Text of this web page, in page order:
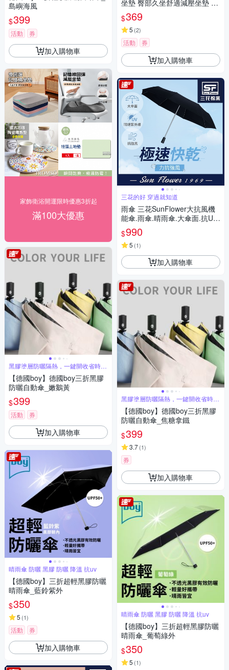
島嶼海風
$399
活動 券
加入購物車
家飾衛浴開運限時優惠3折起
滿100大優惠
黑膠塗層防曬隔熱，一鍵開收省時省
力
【德國boy】德國boy三折黑膠
防曬自動傘_嫩鵝黃
$399
活動 券
加入購物車
晴雨傘 防曬 黑膠 防曬 降溫 抗uv
【德國boy】三折超輕黑膠防曬
晴雨傘_藍鈴紫外
$350
5 (1)
活動 券
加入購物車
坐墊 臀部久坐舒適減壓坐墊 車
用坐墊 痔瘡墊 孕婦墊
$369
5 (2)
活動 券
加入購物車
三花的好 穿過就知道
雨傘 三花SunFlower大抗風機
能傘.雨傘.晴雨傘.大傘面.抗UV
防曬_沉穩黑
$990
5 (1)
加入購物車
黑膠塗層防曬隔熱，一鍵開收省時省
力
【德國boy】德國boy三折黑膠
防曬自動傘_焦糖拿鐵
$399
3.7(1)
券
加入購物車
晴雨傘 防曬 黑膠 防曬 降溫 抗uv
【德國boy】三折超輕黑膠防曬
晴雨傘_葡萄綠外
$350
5 (1)